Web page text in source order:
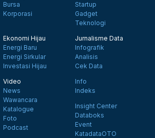
Bursa
Korporasi
Startup
Gadget
Teknologi
Ekonomi Hijau
Energi Baru
Energi Sirkular
Investasi Hijau
Jurnalisme Data
Infografik
Analisis
Cek Data
Video
News
Wawancara
Katalogue
Foto
Podcast
Info
Indeks
Insight Center
Databoks
Event
KatadataOTO